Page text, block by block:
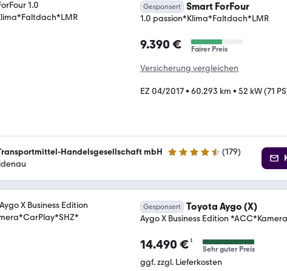
Gesponsert Smart ForFour
1.0 passion*Klima*Faltdach*LMR
9.390 € Fairer Preis
Versicherung vergleichen
EZ 04/2017• 60.293 km • 52 kW (71
Handelsgesellschaft mbH 4.6 Sterne (179)
Gesponsert Toyota Aygo (X)
Aygo X Business Edition
14.490 €¹
Sehr guter Preis
ggf. zzgl. Lieferkosten